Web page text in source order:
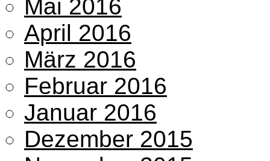
Mai 2016
April 2016
März 2016
Februar 2016
Januar 2016
Dezember 2015